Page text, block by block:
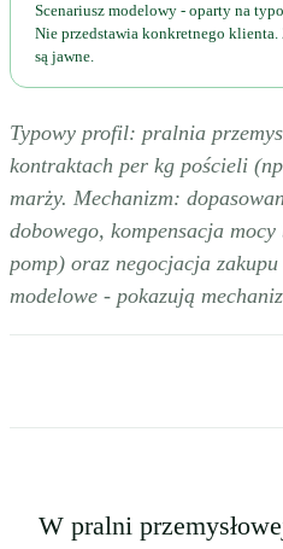
Scenariusz modelowy - oparty na
Nie przedstawia konkretnego
są jawne.
Typowy profil: pralnia
kontraktach per kg pościeli
marży. Mechanizm:
dobowego, kompensacja
pomp) oraz negocjacja
modelowe - pokazują
W pralni